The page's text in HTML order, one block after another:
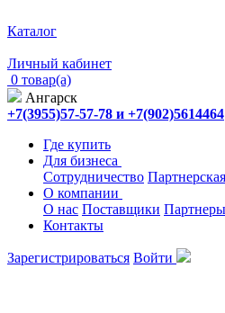
Каталог
Личный кабинет
0 товар(а)
Ангарск
+7(3955)57-57-78 и +7(902)5614464
Где купить
Для бизнеса
Сотрудничество
О компании
О нас Поставщики Партнеры
Контакты
Зарегистрироваться Войти